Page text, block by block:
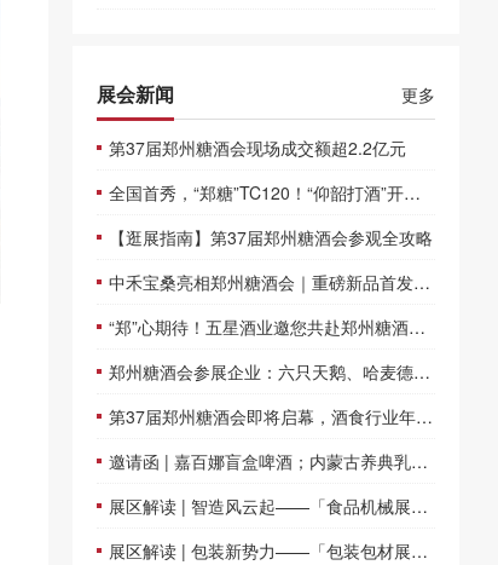
展会新闻 更多
第37届郑州糖酒会现场成交额超2.2亿元
全国首秀，“郑糖”TC120！“仰韶打酒”开创潮饮新模式！
【逛展指南】第37届郑州糖酒会参观全攻略
中禾宝桑亮相郑州糖酒会｜重磅新品首发，夏季爆品集结，共拓财富新蓝海
“郑”心期待！五星酒业邀您共赴郑州糖酒会之约！
郑州糖酒会参展企业：六只天鹅、哈麦德精酿啤酒
第37届郑州糖酒会即将启幕，酒食行业年度商机在此集结！
邀请函 | 嘉百娜盲盒啤酒；内蒙古养典乳业；河南星火智能设备
展区解读 | 智造风云起——「食品机械展区」聚“械”在中原！
展区解读 | 包装新势力——「包装包材展区」“包”你满意！